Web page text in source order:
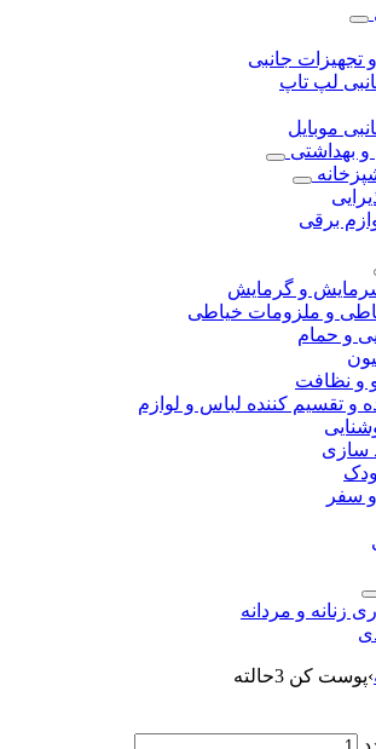
تجهیزات جانبی
لپ تاپ
موبایل
و بهداشتی
برقی
سرمایش و گرمایش
و ملزومات خیاطی
و حمام
و نظافت
و تقسیم کننده لباس و لوازم
سازی
سفر
زنانه و مردانه
›پوست کن 3حالته